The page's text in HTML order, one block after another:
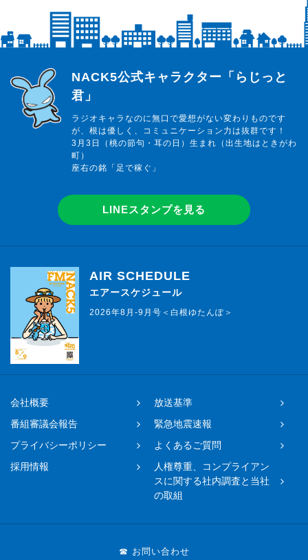
らじっと君
NACK5公式キャラクター「らじっと
君」
ラジオキャラなのに無口で愛想がない変わりものです
が、根は優しく、コミュニケーション力は抜群です！
3月3日（桃の節句・耳の日）生まれ（出生地はときがわ
町）
座右の銘「足で稼ぐ」
LINEスタンプを見る
AIR SCHEDULE
エアースケジュール
2026年8月-9月号＜白根ゆたんぽ＞
会社概要
放送基準
番組審議会報告
緊急地震速報
プライバシーポリシー
よくあるご質問
採用情報
人権尊重、コンプライアン
スに関する社内調査と当社
の取組
☎ お問い合わせ